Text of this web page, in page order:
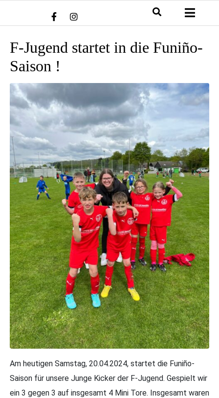
F-Jugend startet in die Funiño-
Saison !
Am heutigen Samstag, 20.04.2024, startet die Funiño-
Saison für unsere Junge Kicker der F-Jugend. Gespielt wir
ein 3 gegen 3 auf insgesamt 4 Mini Tore. Insgesamt waren